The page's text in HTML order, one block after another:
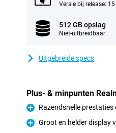
Versie bij release: 15
512 GB opslag
Niet-uitbreidbaar
Uitgebreide specs
Plus- & minpunten
Pluspunt
Razendsnelle
Pluspunt
Groot en helder display